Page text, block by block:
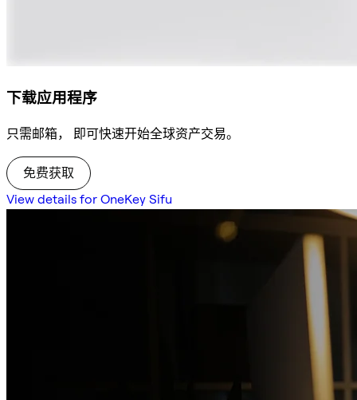
下载应用程序
只需邮箱， 即可快速开始全球资产交易。
免费获取
View details for OneKey Sifu